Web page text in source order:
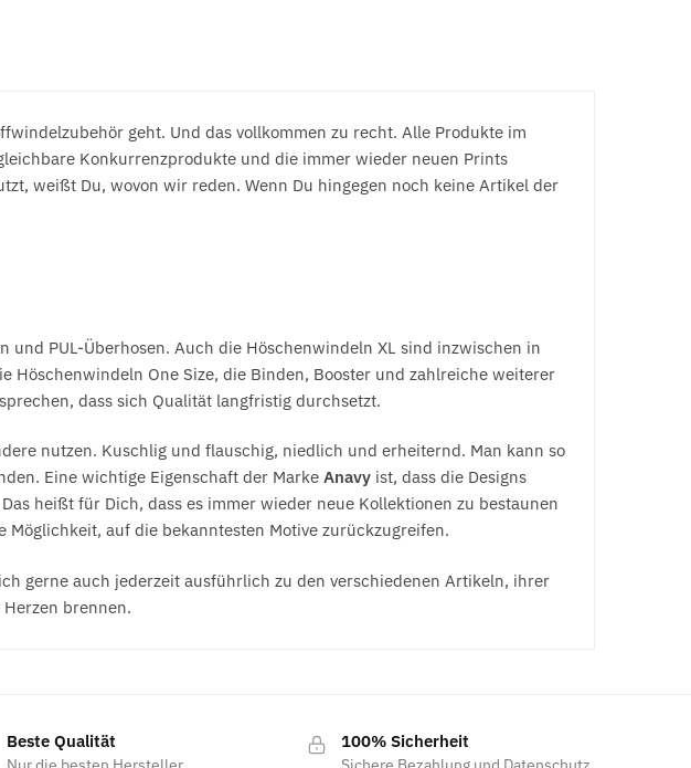
geht. Und das vollkommen zu recht. Alle Produkte im
Konkurrenzprodukte und die immer wieder neuen Prints
weißt Du, wovon wir reden. Wenn Du hingegen noch keine Artikel der
PUL-Überhosen. Auch die Höschenwindeln XL sind inzwischen in
One Size, die Binden, Booster und zahlreiche weiterer
dass sich Qualität langfristig durchsetzt.
nutzen. Kuschlig und flauschig, niedlich und erheiternd. Man kann so
Eine wichtige Eigenschaft der Marke Anavy ist, dass die Designs
heißt für Dich, dass es immer wieder neue Kollektionen zu bestaunen
auf die bekanntesten Motive zurückzugreifen.
gerne auch jederzeit ausführlich zu den verschiedenen Artikeln, ihrer
brennen.
Beste Qualität 100% Sicherheit